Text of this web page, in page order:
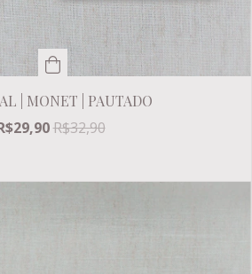
| MONET | PAUTADO
R$32,90